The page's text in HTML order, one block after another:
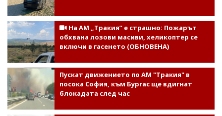
На АМ „Тракия” е страшно: Пожарът
обхвана лозови масиви, хеликоптер се
включи в гасенето (ОБНОВЕНА)
Пускат движението по АМ "Тракия" в
посока София, към Бургас ще вдигнат
блокадата след час